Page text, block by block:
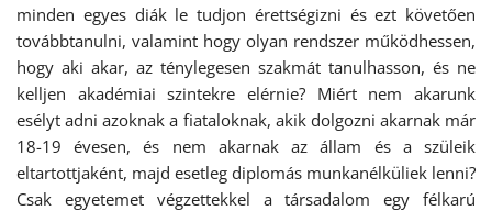
minden egyes diák le tudjon érettségizni és ezt követően
továbbtanulni, valamint hogy olyan rendszer működhessen,
hogy aki akar, az ténylegesen szakmát tanulhasson, és ne
kelljen akadémiai szintekre elérnie? Miért nem akarunk
esélyt adni azoknak a fiataloknak, akik dolgozni akarnak már
18-19 évesen, és nem akarnak az állam és a szüleik
eltartottjaként, majd esetleg diplomás munkanélküliek lenni?
Csak egyetemet végzettekkel a társadalom egy félkarú